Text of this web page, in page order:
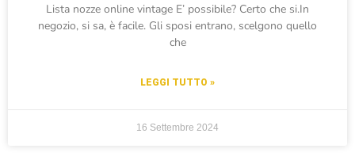
Lista nozze online vintage E’ possibile? Certo che si.In
negozio, si sa, è facile. Gli sposi entrano, scelgono quello
che
LEGGI TUTTO »
16 Settembre 2024